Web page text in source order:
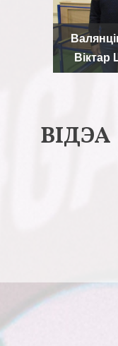
Міхаіл
Міхаіл
ВІДЭА